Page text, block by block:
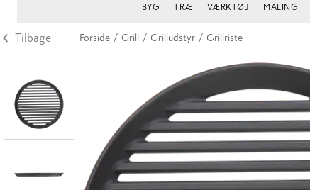
BYG TRÆ VÆRKTØJ MALING
Tilbage Forside / Grill / Grilludstyr / Grillriste